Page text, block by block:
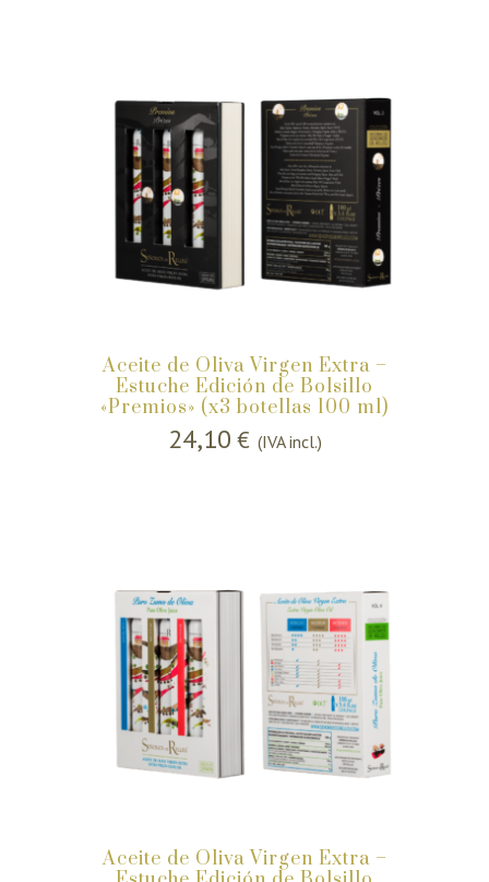
Aceite de Oliva Virgen Extra –
Estuche Edición de Bolsillo
«Premios» (x3 botellas 100 ml)
24,10 € (IVA incl.)
Aceite de Oliva Virgen Extra –